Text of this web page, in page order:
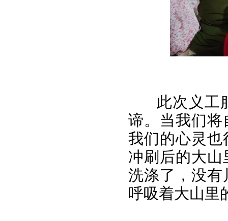
此次义工
谛。当我们
我们的心灵
冲刷后的大
洗涤了，没
呼吸着大山里